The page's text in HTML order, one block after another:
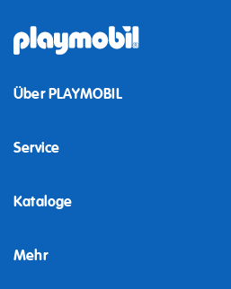
Über PLAYMOBIL
Service
Kataloge
Mehr